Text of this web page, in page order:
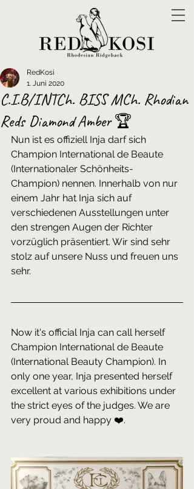
C.I.B/INTCh. BISS MCh. Rhodian
Reds Diamond Amber 🏆
RedKosi
1. Juni 2020
Nun ist es offiziell Inja darf sich
Champion International de Beaute
(Internationaler Schönheits-
Champion) nennen. Innerhalb von nur
einem Jahr hat Inja sich auf
verschiedenen Ausstellungen unter
den strengen Augen der Richter
vorzüglich präsentiert. Wir sind sehr
stolz auf unsere Nuss und freuen uns
sehr.
Now it's official Inja can call herself
Champion International de Beaute
(International Beauty Champion). In
only one year, Inja presented herself
excellent at various exhibitions under
the strict eyes of the judges. We are
very proud and happy ❤️.